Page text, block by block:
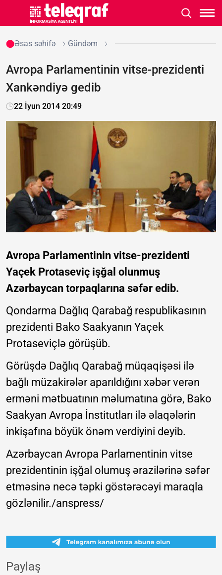
Əsas səhifə Gündəm
Avropa Parlamentinin vitse-prezidenti
Xankəndiyə gedib
22 İyun 2014 20:49
Avropa Parlamentinin vitse-prezidenti
Yaçek Protaseviç işğal olunmuş
Azərbaycan torpaqlarına səfər edib.
Qondarma Dağlıq Qarabağ respublikasının
prezidenti Bako Saakyanın Yaçek
Protaseviçlə görüşüb.
Görüşdə Dağlıq Qarabağ müqaqişəsi ilə
bağlı müzakirələr aparıldığını xəbər verən
erməni mətbuatının məlumatına görə, Bako
Saakyan Avropa İnstitutları ilə əlaqələrin
inkişafına böyük önəm verdiyini deyib.
Azərbaycan Avropa Parlamentinin vitse
prezidentinin işğal olumuş ərazilərinə səfər
etməsinə necə təpki göstərəcəyi maraqla
gözlənilir./anspress/
Paylaş